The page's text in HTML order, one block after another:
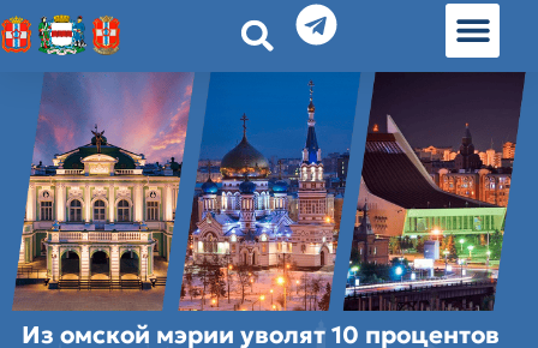
Из омской мэрии уволят 10 процентов